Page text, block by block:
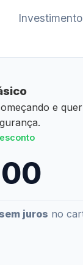
e quer
juros no